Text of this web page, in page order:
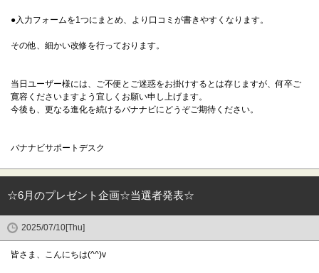
●入力フォームを1つにまとめ、より口コミが書きやすくなります。
その他、細かい改修を行っております。
当日ユーザー様には、ご不便とご迷惑をお掛けするとは存じますが、何卒ご
寛容くださいますよう宜しくお願い申し上げます。
今後も、更なる進化を続けるバナナビにどうぞご期待ください。
バナナビサポートデスク
☆6月のプレゼント企画☆当選者発表☆
2025/07/10[Thu]
皆さま、こんにちは(^^)v